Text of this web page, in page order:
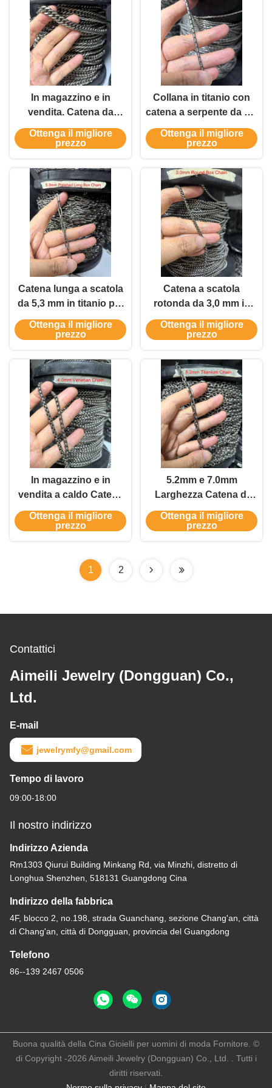
In magazzino e in
vendita. Catena da
frusta da 9,3 mm.
Ottenga il migliore
prezzo
Collana in titanio con
catena a serpente da 2,5
mm in offerta speciale,
accessori in titanio,
Ottenga il migliore
prezzo
Catena lunga a scatola
da 5,3 mm in titanio per
accessori da uomo, in
vendita e in promozione
Ottenga il migliore
prezzo
Catena a scatola
rotonda da 3,0 mm in
titanio, accessori per
gentiluomini, catena a
Ottenga il migliore
prezzo
In magazzino e in
vendita a caldo Catena
veneziana da 4,0 mm
Accessori in titanio
Ottenga il migliore
prezzo
5.2mm e 7.0mm
Larghezza Catena di
Titanio Puro Accessori
di Titanio Cavalli Catena
Ottenga il migliore
prezzo
1 2
Contattici
Aimeili Jewelry (Dongguan) Co.,
Ltd.
E-mail
jewelrymfy@gmail.com
Tempo di lavoro
09:00-18:00
Il nostro indirizzo
Indirizzo Azienda
Rm1303 Qiurui Building Minkang Rd, via Minzhi, distretto di
Longhua Shenzhen, 518131 Guangdong Cina
Indirizzo della fabbrica
4F, blocco 2, no.198, strada Guanchang, sezione Chang'an, città
di Chang'an, città di Dongguan, provincia del Guangdong
Telefono
86--139 2467 0506
Buona qualità della Cina Gioielli per uomini di moda Fornitore. ©
di Copyright -2026 Aimeili Jewelry (Dongguan) Co., Ltd. . Tutti i
diritti riservati.